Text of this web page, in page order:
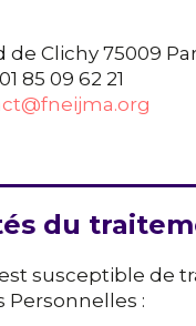
de Clichy 75009
85 09 62 21
du
susceptible de
Personnelles :